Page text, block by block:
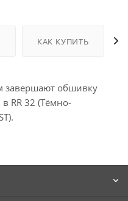
КАК КУПИТЬ
обшивку
RR 32 (Тёмно-